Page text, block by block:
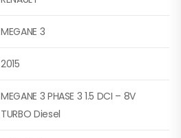
MEGANE 3
2015
MEGANE 3 PHASE 3 1.5 DCI – 8V
TURBO Diesel